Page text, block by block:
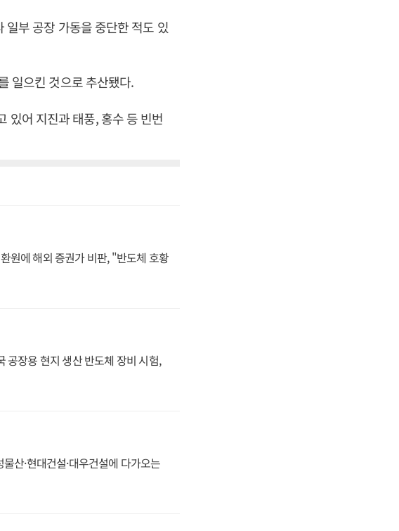
일부 공장 가동을 중단한 적도 있
일으킨 것으로 추산됐다.
있어 지진과 태풍, 홍수 등 빈번
원에 해외 증권가 비판, "반도체 호황
공장용 현지 생산 반도체 장비 시험,
산·현대건설·대우건설에 다가오는